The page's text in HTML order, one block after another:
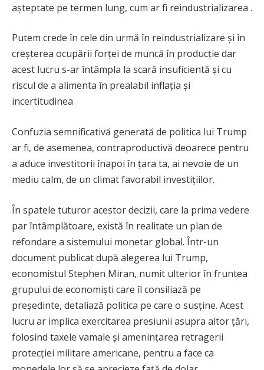
așteptate pe termen lung, cum ar fi reindustrializarea .
Putem crede în cele din urmă în reindustrializare și în
creșterea ocupării forței de muncă în producție dar
acest lucru s-ar întâmpla la scară insuficientă și cu
riscul de a alimenta în prealabil inflația și
incertitudinea
Confuzia semnificativă generată de politica lui Trump
ar fi, de asemenea, contraproductivă deoarece pentru
a aduce investitorii înapoi în țara ta, ai nevoie de un
mediu calm, de un climat favorabil investițiilor.
În spatele tuturor acestor decizii, care la prima vedere
par întâmplătoare, există în realitate un plan de
refondare a sistemului monetar global. Într-un
document publicat după alegerea lui Trump,
economistul Stephen Miran, numit ulterior în fruntea
grupului de economiști care îl consiliază pe
președinte, detaliază politica pe care o susține. Acest
lucru ar implica exercitarea presiunii asupra altor țări,
folosind taxele vamale și amenințarea retragerii
protecției militare americane, pentru a face ca